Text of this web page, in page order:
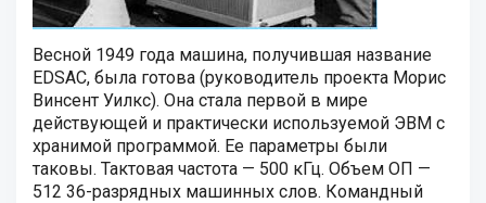
Весной 1949 года машина, получившая название
EDSAC, была готова (руководитель проекта Морис
Винсент Уилкс). Она стала первой в мире
действующей и практически используемой ЭВМ с
хранимой программой. Ее параметры были
таковы. Тактовая частота — 500 кГц. Объем ОП —
512 36-разрядных машинных слов. Командный